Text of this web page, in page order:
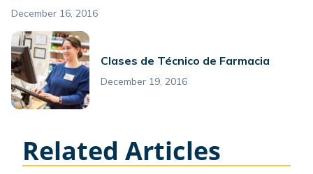
December 16, 2016
Clases de Técnico de Farmacia
December 19, 2016
Related Articles